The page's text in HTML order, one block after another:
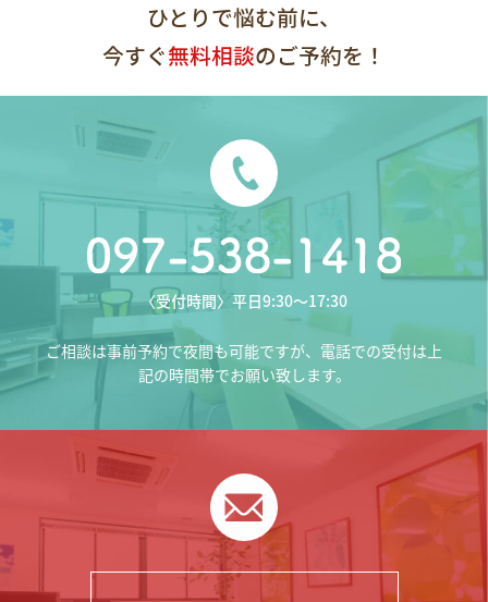
ひとりで悩む前に、
今すぐ無料相談のご予約を！
〈受付時間〉平日9:30〜17:30
ご相談は事前予約で夜間も可能ですが、電話での受付は上
記の時間帯でお願い致します。